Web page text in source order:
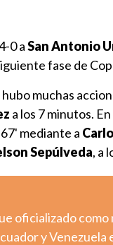
0 aSan Antonio
fase de
muchas
a los 7 minutos.
mediante a
Sepúlveda, a
oficializado
y